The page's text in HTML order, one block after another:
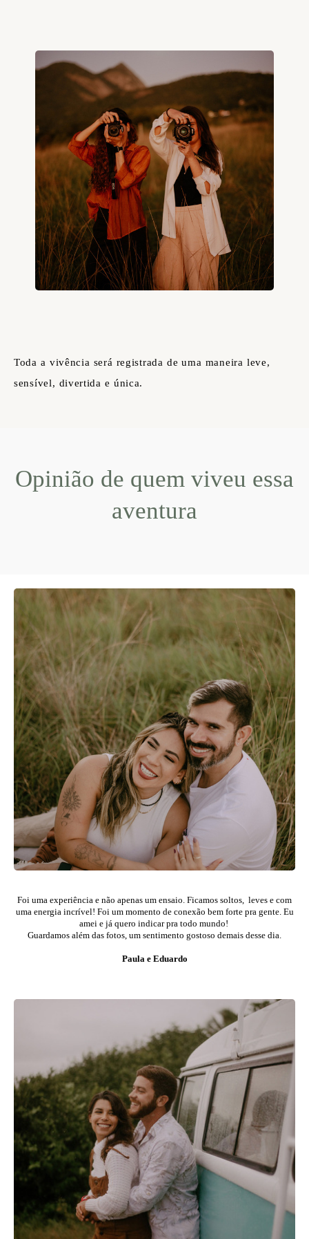
Toda a vivência será registrada de uma maneira leve,
sensível, divertida e única.
Opinião de quem viveu essa
aventura
Foi uma experiência e não apenas um ensaio. Ficamos soltos, leves e com
uma energia incrível! Foi um momento de conexão bem forte pra gente. Eu
amei e já quero indicar pra todo mundo!
Guardamos além das fotos, um sentimento gostoso demais desse dia.
Paula e Eduardo